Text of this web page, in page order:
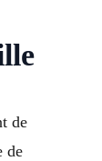
de
de